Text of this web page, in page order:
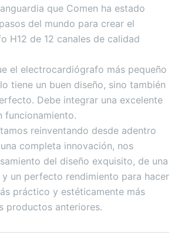
que Comen ha estado
del mundo para crear el
H12 de 12 canales de calidad
el electrocardiógrafo más pequeño
tiene un buen diseño, sino también
Debe integrar una excelente
funcionamiento.
reinventando desde adentro
completa innovación, nos
del diseño exquisito, de una
un perfecto rendimiento para hacer
práctico y estéticamente más
productos anteriores.